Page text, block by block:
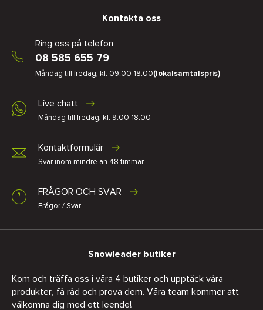
Kontakta oss
Ring oss på telefon
08 585 655 79
Måndag till fredag, kl. 09.00-18.00(lokalsamtalspris)
Live chatt
Måndag till fredag, kl. 9.00-18.00
Kontaktformulär
Svar inom mindre än 48 timmar
FRÅGOR OCH SVAR
Frågor / Svar
Snowleader butiker
Kom och träffa oss i våra 4 butiker och upptäck våra
produkter, få råd och prova dem. Våra team kommer att
välkomna dig med ett leende!